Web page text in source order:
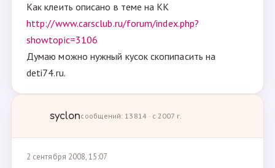
Как клеить описано в теме на КК
http://www.carsclub.ru/forum/index.php?
showtopic=3106
Думаю можно нужный кусок скопипасить на
deti74.ru.
syclonсообщений: 13814 · с 2007 г.
2 сентября 2008, 15:07